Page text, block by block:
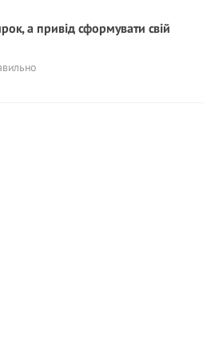
а привід сформувати свій